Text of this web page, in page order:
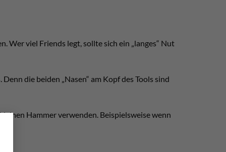
Wer viel Friends legt, sollte sich ein „langes“ Nut
die beiden „Nasen“ am Kopf des Tools sind
Hammer verwenden. Beispielsweise wenn